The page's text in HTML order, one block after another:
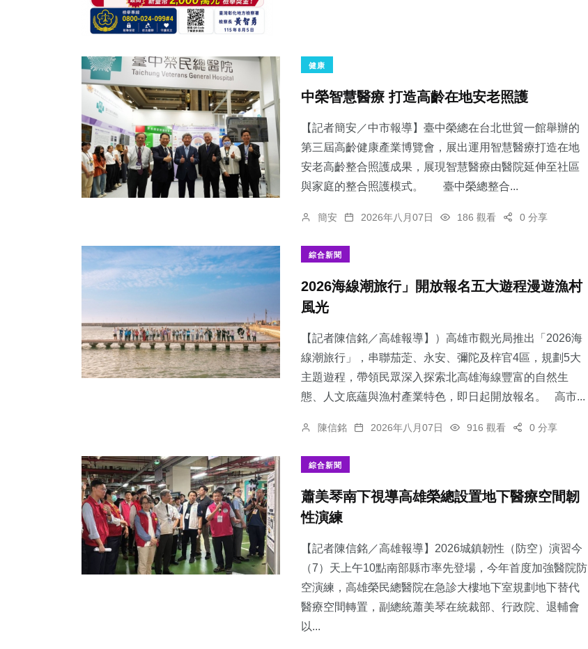
健康
中榮智慧醫療 打造高齡在地安老照護
【記者簡安／中市報導】臺中榮總在台北世貿一館舉辦的
第三屆高齡健康產業博覽會，展出運用智慧醫療打造在地
安老高齡整合照護成果，展現智慧醫療由醫院延伸至社區
與家庭的整合照護模式。 臺中榮總整合...
簡安 2026年八月07日 186 觀看 0 分享
綜合新聞
2026海線潮旅行」開放報名五大遊程漫遊漁村
風光
【記者陳信銘／高雄報導】）高雄市觀光局推出「2026海
線潮旅行」，串聯茄萣、永安、彌陀及梓官4區，規劃5大
主題遊程，帶領民眾深入探索北高雄海線豐富的自然生
態、人文底蘊與漁村產業特色，即日起開放報名。 高市...
陳信銘 2026年八月07日 916 觀看 0 分享
綜合新聞
蕭美琴南下視導高雄榮總設置地下醫療空間韌
性演練
【記者陳信銘／高雄報導】2026城鎮韌性（防空）演習今
（7）天上午10點南部縣市率先登場，今年首度加強醫院防
空演練，高雄榮民總醫院在急診大樓地下室規劃地下替代
醫療空間轉置，副總統蕭美琴在統裁部、行政院、退輔會
以...
68+
宗教
254+
文教
76+
農業
409 +
社會
2+
大陸
35+
科技新知
218
健康